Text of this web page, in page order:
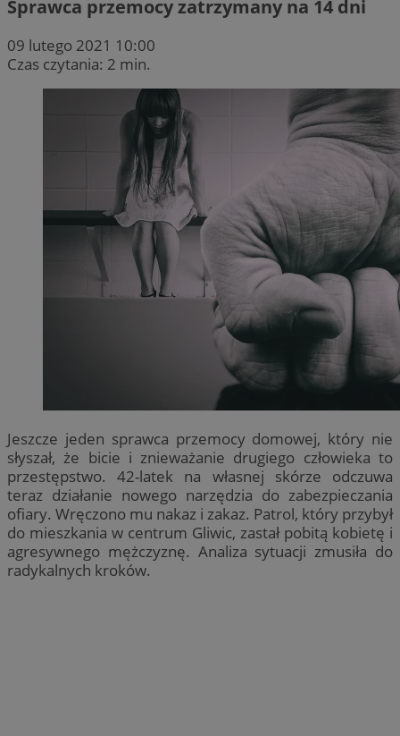
Sprawca przemocy zatrzymany na 14 dni
09 lutego 2021 10:00
Czas czytania: 2 min.
Jeszcze jeden sprawca przemocy domowej, który nie
słyszał, że bicie i znieważanie drugiego człowieka to
przestępstwo. 42-latek na własnej skórze odczuwa
teraz działanie nowego narzędzia do zabezpieczania
ofiary. Wręczono mu nakaz i zakaz. Patrol, który przybył
do mieszkania w centrum Gliwic, zastał pobitą kobietę i
agresywnego mężczyznę. Analiza sytuacji zmusiła do
radykalnych kroków.